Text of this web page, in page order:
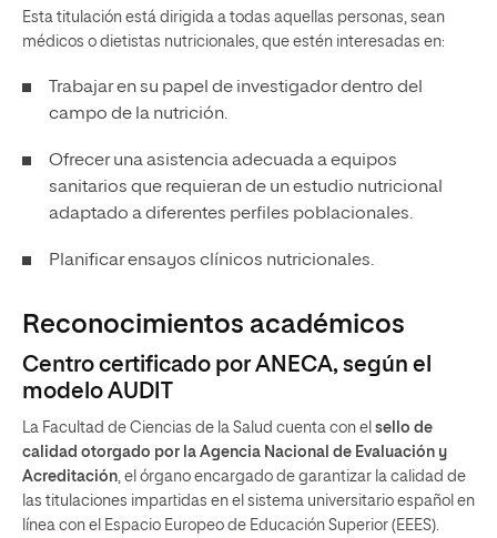
Esta titulación está dirigida a todas aquellas personas, sean
médicos o dietistas nutricionales, que estén interesadas en:
Trabajar en su papel de investigador dentro del
campo de la nutrición.
Ofrecer una asistencia adecuada a equipos
sanitarios que requieran de un estudio nutricional
adaptado a diferentes perfiles poblacionales.
Planificar ensayos clínicos nutricionales.
Reconocimientos académicos
Centro certificado por ANECA, según el
modelo AUDIT
La Facultad de Ciencias de la Salud cuenta con el sello de
calidad otorgado por la Agencia Nacional de Evaluación y
Acreditación, el órgano encargado de garantizar la calidad de
las titulaciones impartidas en el sistema universitario español en
línea con el Espacio Europeo de Educación Superior (EEES).